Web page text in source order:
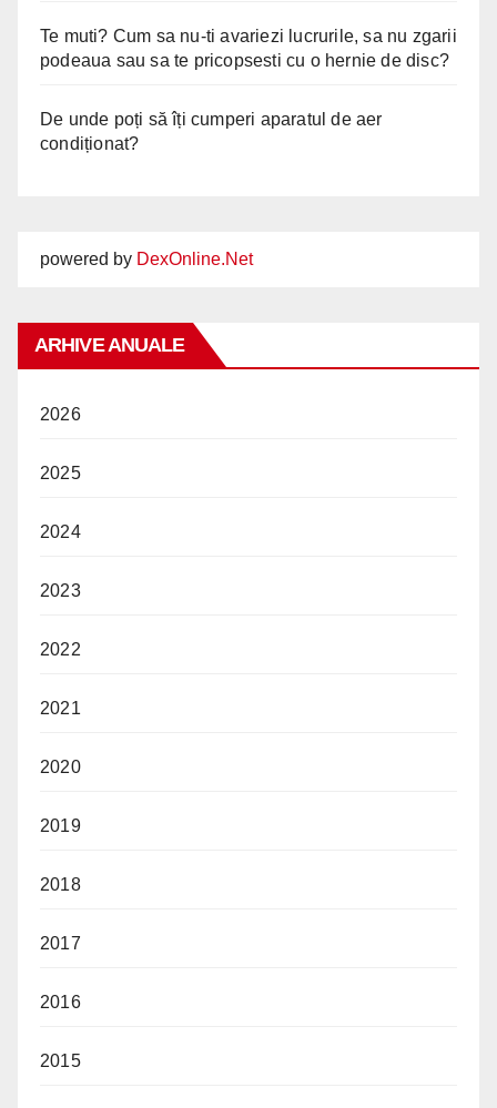
Te muti? Cum sa nu-ti avariezi lucrurile, sa nu zgarii
podeaua sau sa te pricopsesti cu o hernie de disc?
De unde poți să îți cumperi aparatul de aer
condiționat?
powered by DexOnline.Net
ARHIVE ANUALE
2026
2025
2024
2023
2022
2021
2020
2019
2018
2017
2016
2015